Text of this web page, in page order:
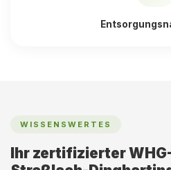
WISSENSWERTES
Ihr zertifizierter